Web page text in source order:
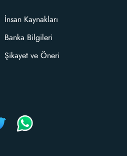
İnsan Kaynakları
Banka Bilgileri
Şikayet ve Öneri